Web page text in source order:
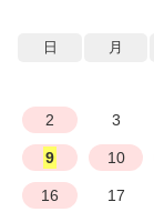
日 月
2 3
9 10
16 17